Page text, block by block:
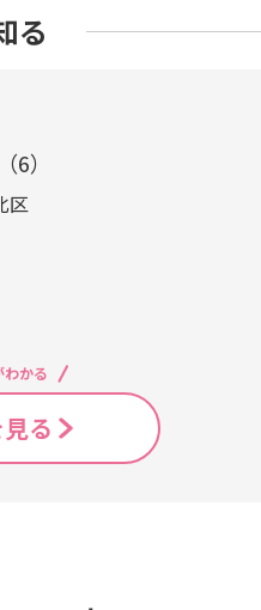
る
（6）
区
かる
る